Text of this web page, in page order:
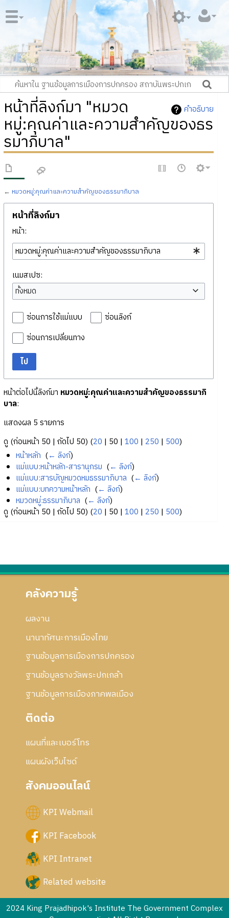
คำอธิบาย
หน้าที่ลิงก์มา "หมวด
หมู่:คุณค่าและความสำคัญของธร
รมาภิบาล"
← หมวดหมู่:คุณค่าและความสำคัญของธรรมาภิบาล
หน้าที่ลิงก์มา
หน้า:
เนมสเปซ:
ทั้งหมด
ซ่อนการใช้แม่แบบ
ซ่อนลิงก์
ซ่อนการเปลี่ยนทาง
ไป
หน้าต่อไปนี้ลิงก์มา หมวดหมู่:คุณค่าและความสำคัญของธรรมาภิ
บาล:
แสดงผล 5 รายการ
ดู (ก่อนหน้า 50 | ถัดไป 50) (20 | 50 | 100 | 250 | 500)
หน้าหลัก (← ลิงก์)
แม่แบบ:หน้าหลัก-สารานุกรม (← ลิงก์)
แม่แบบ:สารบัญหมวดหมธรรมาภิบาล (← ลิงก์)
แม่แบบ:บทความหน้าหลัก (← ลิงก์)
หมวดหมู่:ธรรมาภิบาล (← ลิงก์)
ดู (ก่อนหน้า 50 | ถัดไป 50) (20 | 50 | 100 | 250 | 500)
คลังความรู้
ผลงาน
นานาทัศนะการเมืองไทย
ฐานข้อมูลการเมืองการปกครอง
ฐานข้อมูลรางวัลพระปกเกล้า
ฐานข้อมูลการเมืองภาคพลเมือง
ติดต่อ
แผนที่และเบอร์โทร
แผนผังเว็บไซด์
สังคมออนไลน์
KPI Webmail
KPI Facebook
KPI Intranet
Related website
2024 King Prajadhipok's Institute The Government Complex